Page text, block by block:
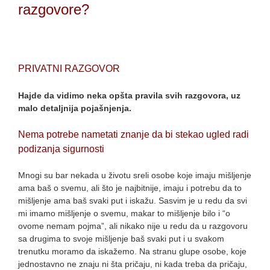
razgovore?
PRIVATNI RAZGOVOR
Hajde da vidimo neka opšta pravila svih razgovora, uz
malo detaljnija pojašnjenja.
Nema potrebe nametati znanje da bi stekao ugled radi
podizanja sigurnosti
Mnogi su bar nekada u životu sreli osobe koje imaju mišljenje
ama baš o svemu, ali što je najbitnije, imaju i potrebu da to
mišljenje ama baš svaki put i iskažu. Sasvim je u redu da svi
mi imamo mišljenje o svemu, makar to mišljenje bilo i “o
ovome nemam pojma”, ali nikako nije u redu da u razgovoru
sa drugima to svoje mišljenje baš svaki put i u svakom
trenutku moramo da iskažemo. Na stranu glupe osobe, koje
jednostavno ne znaju ni šta pričaju, ni kada treba da pričaju,